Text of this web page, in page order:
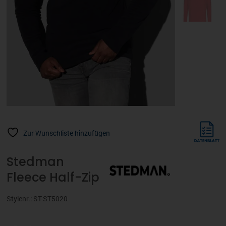
Zur Wunschliste hinzufügen
Stedman
Fleece Half-Zip
Stylenr.: ST-ST5020